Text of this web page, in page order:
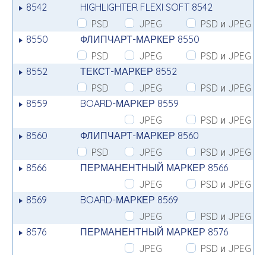
8542
HIGHLIGHTER FLEXI SOFT 8542
PSD
JPEG
PSD и JPEG
8550
ФЛИПЧАРТ-МАРКЕР 8550
PSD
JPEG
PSD и JPEG
8552
ТЕКСТ-МАРКЕР 8552
PSD
JPEG
PSD и JPEG
8559
BOARD-МАРКЕР 8559
JPEG
PSD и JPEG
8560
ФЛИПЧАРТ-МАРКЕР 8560
PSD
JPEG
PSD и JPEG
8566
ПЕРМАНЕНТНЫЙ МАРКЕР 8566
JPEG
PSD и JPEG
8569
BOARD-МАРКЕР 8569
JPEG
PSD и JPEG
8576
ПЕРМАНЕНТНЫЙ МАРКЕР 8576
JPEG
PSD и JPEG